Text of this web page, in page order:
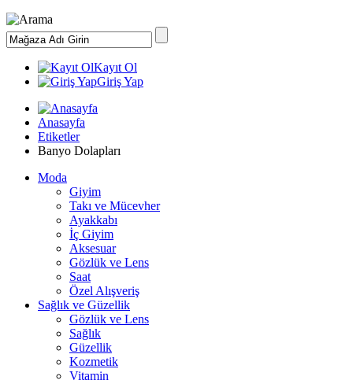
Kayıt Ol
Giriş Yap
Anasayfa
Etiketler
Banyo Dolapları
Moda
Giyim
Takı ve Mücevher
Ayakkabı
İç Giyim
Aksesuar
Gözlük ve Lens
Saat
Özel Alışveriş
Sağlık ve Güzellik
Gözlük ve Lens
Sağlık
Güzellik
Kozmetik
Vitamin